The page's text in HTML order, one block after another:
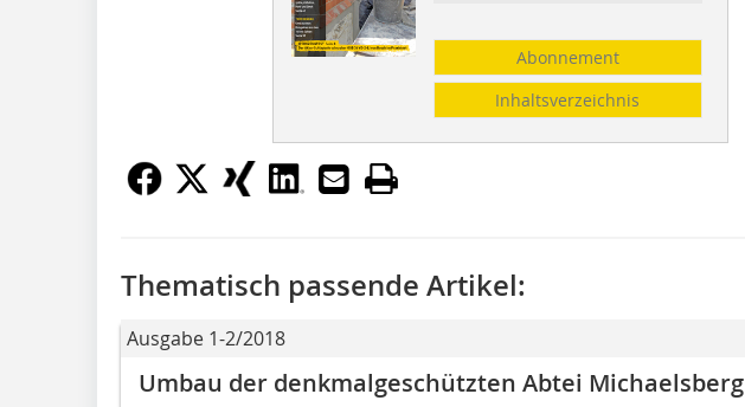
Abonnement
Inhaltsverzeichnis
Thematisch passende Artikel:
Ausgabe 1-2/2018
Umbau der denkmalgeschützten Abtei Michaelsberg